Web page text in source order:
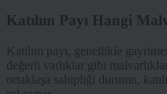
Katılım Payı Hangi
Katılım payı, genellikle
değerli varlıklar gibi
ortaklaşa sahipliği durumu,